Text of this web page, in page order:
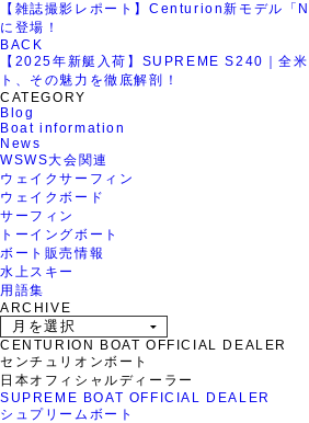
【雑誌撮影レポート】Centurion新モデル
に登場！
BACK
【2025年新艇入荷】SUPREME S240｜全
ト、その魅力を徹底解剖！
CATEGORY
Blog
Boat information
News
WSWS大会関連
ウェイクサーフィン
ウェイクボード
サーフィン
トーイングボート
ボート販売情報
水上スキー
用語集
ARCHIVE
CENTURION BOAT OFFICIAL DEALER
センチュリオンボート
日本オフィシャルディーラー
SUPREME BOAT OFFICIAL DEALER
シュプリームボート